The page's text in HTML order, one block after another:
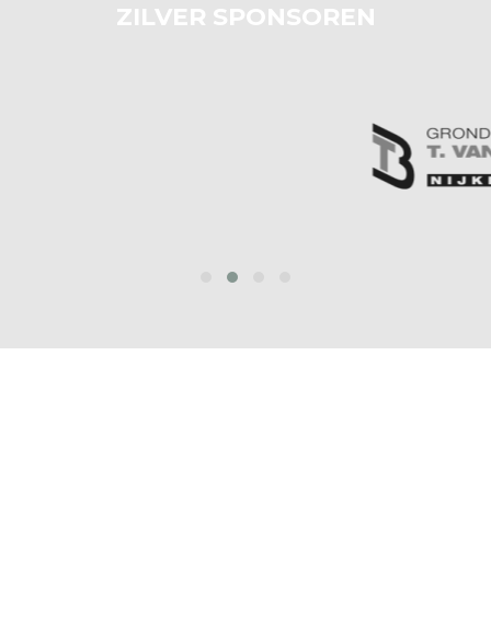
ZILVER SPONSOREN
prev